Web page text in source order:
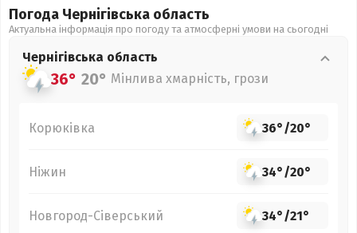
Погода Чернігівська область
Актуальна інформація про погоду та атмосферні умови на сьогодні
Чернігівська область
36° 20° Мінлива хмарність, грози
Корюківка 36°/20°
Ніжин 34°/20°
Новгород-Сіверський 34°/21°